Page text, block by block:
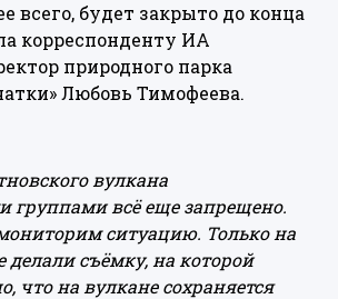
всего, будет закрыто до конца
корреспонденту ИА
природного парка
Любовь Тимофеева.
вулкана
группами всё еще запрещено.
ситуацию. Только на
делали съёмку, на которой
что на вулкане сохраняется